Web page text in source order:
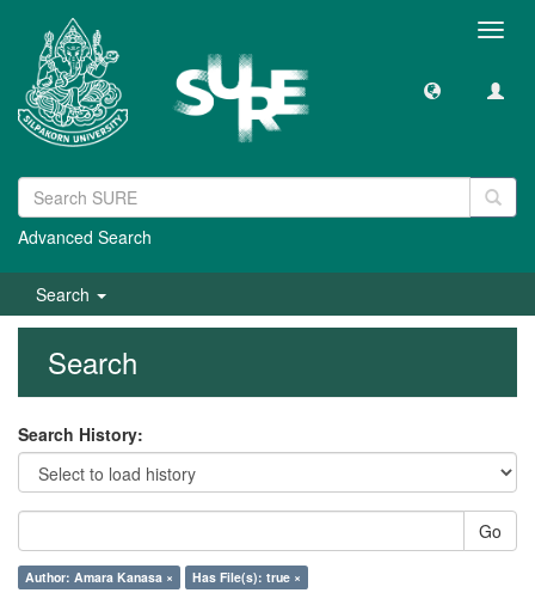
Advanced Search
Search
Search
Search History:
Go
Author: Amara Kanasa × Has File(s): true ×